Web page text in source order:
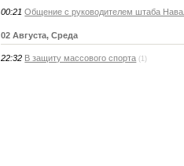
00:21 Общение с руководителем штаба
02 Августа, Среда
22:32 В защиту массового спорта (1)